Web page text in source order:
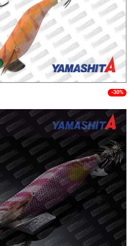
-30%